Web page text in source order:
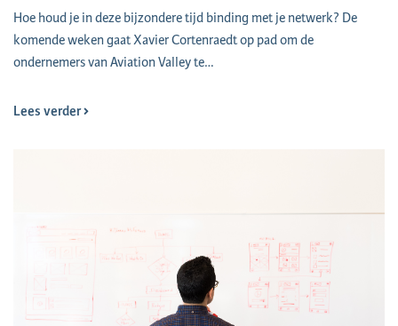
Hoe houd je in deze bijzondere tijd binding met je netwerk? De
komende weken gaat Xavier Cortenraedt op pad om de
ondernemers van Aviation Valley te…
Lees verder